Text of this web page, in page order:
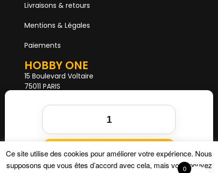
Ajouter au panier
Livraisons & retours
Mentions & Légales
Paiements
HOBBY ONE
15 Boulevard Voltaire
75011 PARIS
Mail. hobby1shop@gmail.com
Tél. 01 402 11 402
NOUS SUIVRE
Ce site utilise des cookies pour améliorer votre expérience. Nous
supposons que vous êtes d’accord avec cela, mais vous pouvez
0